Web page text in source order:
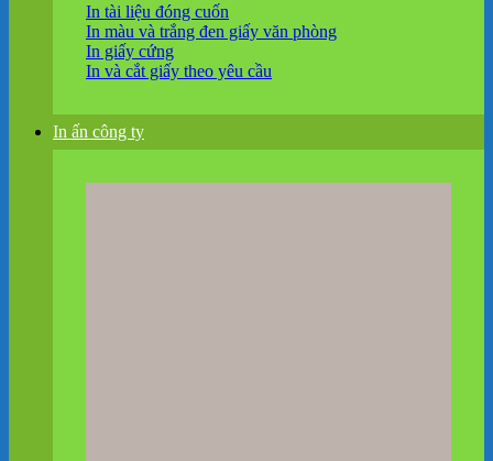
In tài liệu đóng cuốn
In màu và trắng đen giấy văn phòng
In giấy cứng
In và cắt giấy theo yêu cầu
In ấn công ty